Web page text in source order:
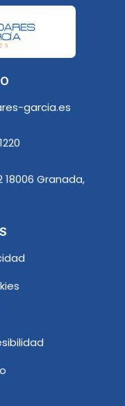
garcia.es
18006 Granada,